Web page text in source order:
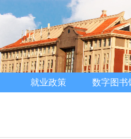
就业政策 数字图书